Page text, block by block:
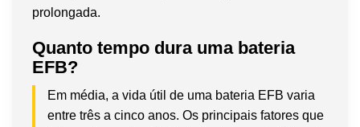
prolongada.
Quanto tempo dura uma bateria
EFB?
Em média, a vida útil de uma bateria EFB varia
entre três a cinco anos. Os principais fatores que